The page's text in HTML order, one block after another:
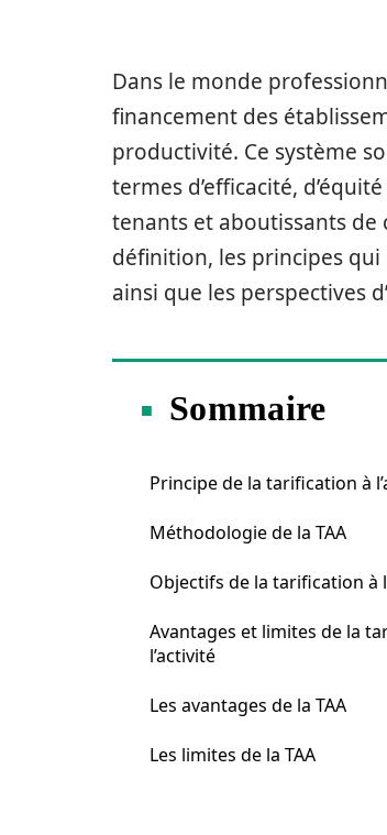
Dans le monde
financement des
productivité. Ce système
termes d’efficacité,
tenants et aboutissants de
définition, les principes qui
ainsi que les perspectives
Sommaire
Principe de la tarification à
Méthodologie de la TAA
Objectifs de la tarification à
Avantages et limites de la
l’activité
Les avantages de la TAA
Les limites de la TAA